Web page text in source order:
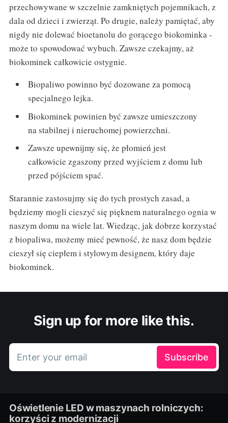
przechowywane w szczelnie zamkniętych pojemnikach, z
dala od dzieci i zwierząt. Po drugie, należy pamiętać, aby
nigdy nie dolewać bioetanolu do gorącego biokominka -
może to spowodować wybuch. Zawsze czekajmy, aż
biokominek całkowicie ostygnie.
Biopaliwo powinno być dozowane za pomocą
specjalnego lejka.
Biokominek powinien być zawsze umieszczony
na stabilnej i nieruchomej powierzchni.
Zawsze upewnijmy się, że płomień jest
całkowicie zgaszony przed wyjściem z domu lub
przed pójściem spać.
Starannie zastosujmy się do tych prostych zasad, a
będziemy mogli cieszyć się pięknem naturalnego ognia w
naszym domu na wiele lat. Wiedząc, jak dobrze korzystać
z biopaliwa, możemy mieć pewność, że nasz dom będzie
cieszył się ciepłem i stylowym designem, który daje
biokominek.
Sign up for more like this.
Enter your email Subscribe
Oświetlenie LED w maszynach rolniczych:
korzyści z modernizacji